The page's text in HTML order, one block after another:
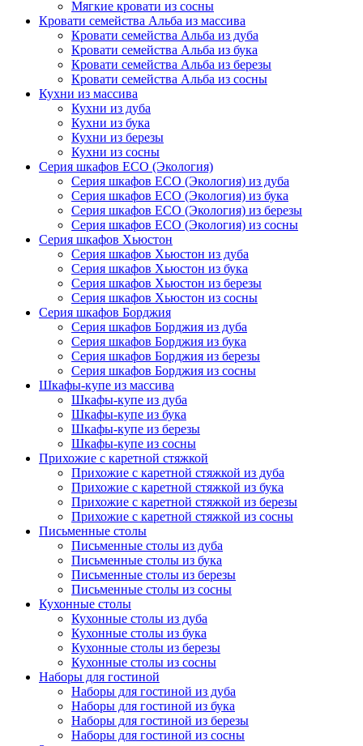
Мягкие кровати из сосны
Кровати семейства Альба из массива
Кровати семейства Альба из дуба
Кровати семейства Альба из бука
Кровати семейства Альба из березы
Кровати семейства Альба из сосны
Кухни из массива
Кухни из дуба
Кухни из бука
Кухни из березы
Кухни из сосны
Серия шкафов ECO (Экология)
Серия шкафов ECO (Экология) из дуба
Серия шкафов ECO (Экология) из бука
Серия шкафов ECO (Экология) из березы
Серия шкафов ECO (Экология) из сосны
Серия шкафов Хьюстон
Серия шкафов Хьюстон из дуба
Серия шкафов Хьюстон из бука
Серия шкафов Хьюстон из березы
Серия шкафов Хьюстон из сосны
Серия шкафов Борджия
Серия шкафов Борджия из дуба
Серия шкафов Борджия из бука
Серия шкафов Борджия из березы
Серия шкафов Борджия из сосны
Шкафы-купе из массива
Шкафы-купе из дуба
Шкафы-купе из бука
Шкафы-купе из березы
Шкафы-купе из сосны
Прихожие с каретной стяжкой
Прихожие с каретной стяжкой из дуба
Прихожие с каретной стяжкой из бука
Прихожие с каретной стяжкой из березы
Прихожие с каретной стяжкой из сосны
Письменные столы
Письменные столы из дуба
Письменные столы из бука
Письменные столы из березы
Письменные столы из сосны
Кухонные столы
Кухонные столы из дуба
Кухонные столы из бука
Кухонные столы из березы
Кухонные столы из сосны
Наборы для гостиной
Наборы для гостиной из дуба
Наборы для гостиной из бука
Наборы для гостиной из березы
Наборы для гостиной из сосны